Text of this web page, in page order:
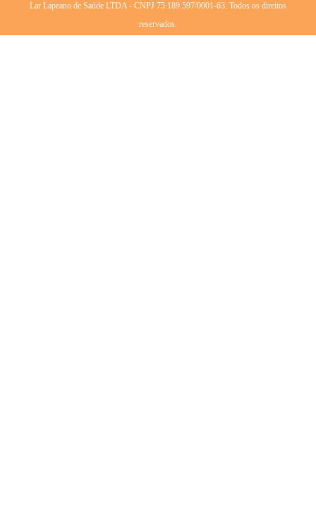
Lar Lapeano de Saúde LTDA - CNPJ 75.189.597/0001-63. Todos os direitos
reservados.